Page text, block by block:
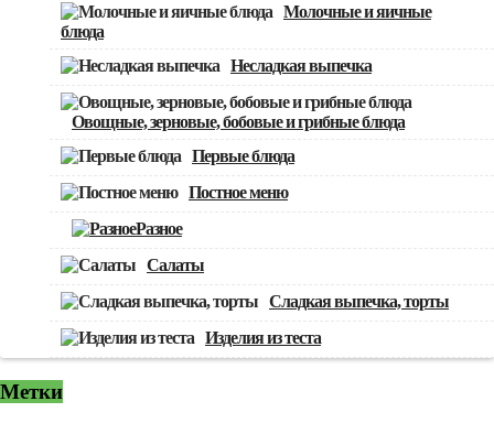
Молочные и яичные
блюда
Несладкая выпечка
Овощные, зерновые, бобовые и грибные блюда
Первые блюда
Постное меню
Разное
Салаты
Сладкая выпечка, торты
Изделия из теста
Метки